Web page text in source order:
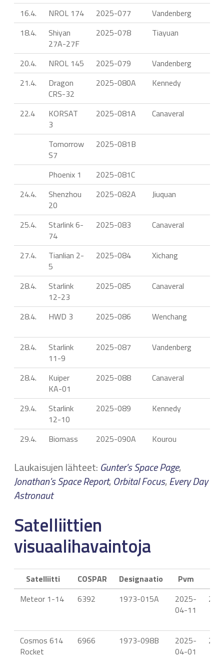
16.4. NROL 174 2025-077 Vandenberg
18.4.
Shiyan
27A-27F
2025-078 Tiayuan
20.4.
NROL 145 2025-079 Vandenberg
21.4.
Dragon
CRS-32
2025-080A Kennedy
22.4
KORSAT
3
2025-081A Canaveral
Tomorrow
S7
2025-081B
Phoenix 1
2025-081C
24.4.
Shenzhou
20
2025-082A Jiuquan
25.4.
Starlink 6-
74
2025-083 Canaveral
27.4.
Tianlian 2-
5
2025-084 Xichang
28.4.
Starlink
12-23
2025-085 Canaveral
28.4. HWD 3 2025-086 Wenchang
28.4.
Starlink
11-9
2025-087 Vandenberg
28.4.
Kuiper
KA-01
2025-088 Canaveral
29.4.
Starlink
12-10
2025-089 Kennedy
29.4. Biomass 2025-090A Kourou
Laukaisujen lähteet: Gunter's Space Page,
Jonathan's Space Report, Orbital Focus,Every Day
Astronaut
Satelliittien
visuaalihavaintoja
Satelliitti COSPAR Designaatio Pvm
Meteor 1-14
6392 1973-015A
2025-
04-11
Cosmos 614
Rocket
6966 1973-098B
2025-
04-01